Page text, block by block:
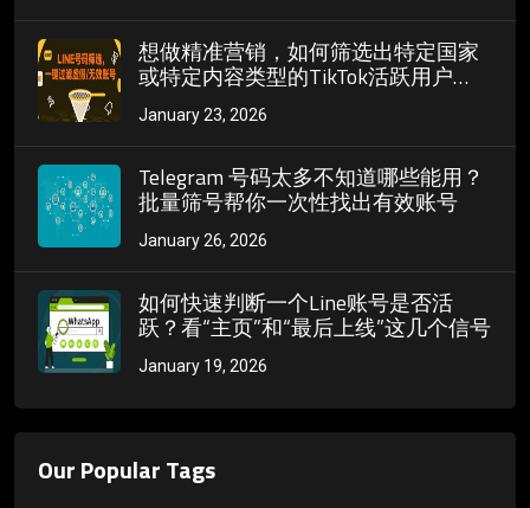
想做精准营销，如何筛选出特定国家
或特定内容类型的TikTok活跃用户
ID？
January 23, 2026
Telegram 号码太多不知道哪些能用？
批量筛号帮你一次性找出有效账号
January 26, 2026
如何快速判断一个Line账号是否活
跃？看“主页”和“最后上线”这几个信号
January 19, 2026
Our Popular Tags